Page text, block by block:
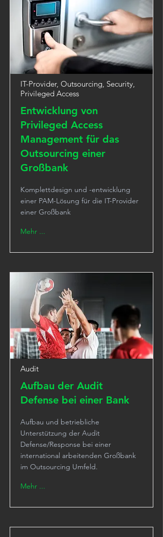
IT-Provider, Outsourcing, Security,
Privileged Access
Entwicklung von
Privileged Access
Management für das
Outsourcing einer
Großbank
Komplettdesign und -entwicklung
einer PAM-Lösung für die IT-Provider
einer Großbank
Mehr ...
Audit
Aufbau der Audit
Defense bei einer Bank
Aufbau und betriebliche
Unterstützung der Audit
Defense/Response bei einer
international arbeitenden Großbank
im Outsourcing Umfeld.
Mehr ...